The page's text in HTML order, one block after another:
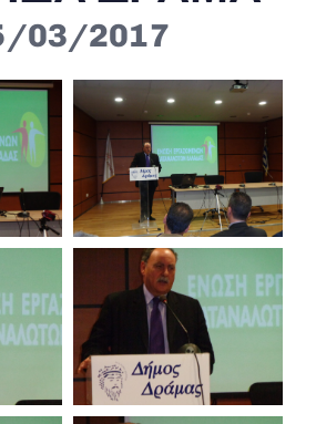
03/2017